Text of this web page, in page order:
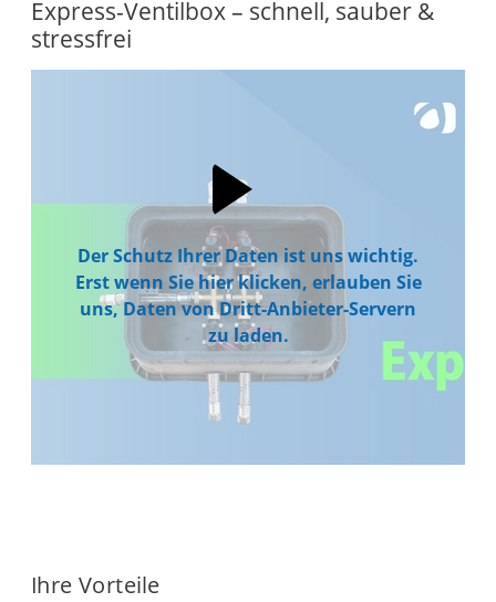
Express-Ventilbox – schnell, sauber &
stressfrei
Der Schutz Ihrer Daten ist uns wichtig.
Erst wenn Sie hier klicken, erlauben Sie
uns, Daten von Dritt-Anbieter-Servern
zu laden.
Ihre Vorteile